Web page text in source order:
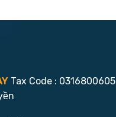
Tax Code : 0316800605